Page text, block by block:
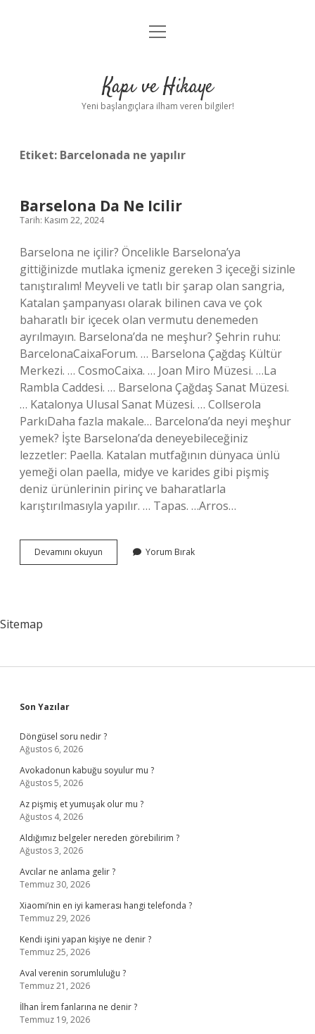
Anasayfa
Yasal Uyarı
menüyü
Kapı ve Hikaye
Yeni başlangıçlara ilham veren bilgiler!
Etiket: Barcelonada ne yapılır
Barselona Da Ne Icilir
Tarih: Kasım 22, 2024
Barselona ne içilir? Öncelikle Barselona’ya
gittiğinizde mutlaka içmeniz gereken 3 içeceği sizinle
tanıştıralım! Meyveli ve tatlı bir şarap olan sangria,
Katalan şampanyası olarak bilinen cava ve çok
baharatlı bir içecek olan vermutu denemeden
ayrılmayın. Barselona’da ne meşhur? Şehrin ruhu:
BarcelonaCaixaForum. … Barselona Çağdaş Kültür
Merkezi. … CosmoCaixa. … Joan Miro Müzesi. …La
Rambla Caddesi. … Barselona Çağdaş Sanat Müzesi.
… Katalonya Ulusal Sanat Müzesi. … Collserola
ParkıDaha fazla makale… Barcelona’da neyi meşhur
yemek? İşte Barselona’da deneyebileceğiniz
lezzetler: Paella. Katalan mutfağının dünyaca ünlü
yemeği olan paella, midye ve karides gibi pişmiş
deniz ürünlerinin pirinç ve baharatlarla
karıştırılmasıyla yapılır. … Tapas. …Arros…
Devamını okuyun Barselona
Da
Yorum Bırak
Sitemap
Sidebar
Son Yazılar
Döngüsel soru nedir ?
Ağustos 6, 2026
Avokadonun kabuğu soyulur mu ?
Ağustos 5, 2026
Az pişmiş et yumuşak olur mu ?
Ağustos 4, 2026
Aldığımız belgeler nereden görebilirim ?
Ağustos 3, 2026
Avcılar ne anlama gelir ?
Temmuz 30, 2026
Xiaomi’nin en iyi kamerası hangi telefonda ?
Temmuz 29, 2026
Kendi işini yapan kişiye ne denir ?
Temmuz 25, 2026
Aval verenin sorumluluğu ?
Temmuz 21, 2026
İlhan İrem fanlarına ne denir ?
Temmuz 19, 2026